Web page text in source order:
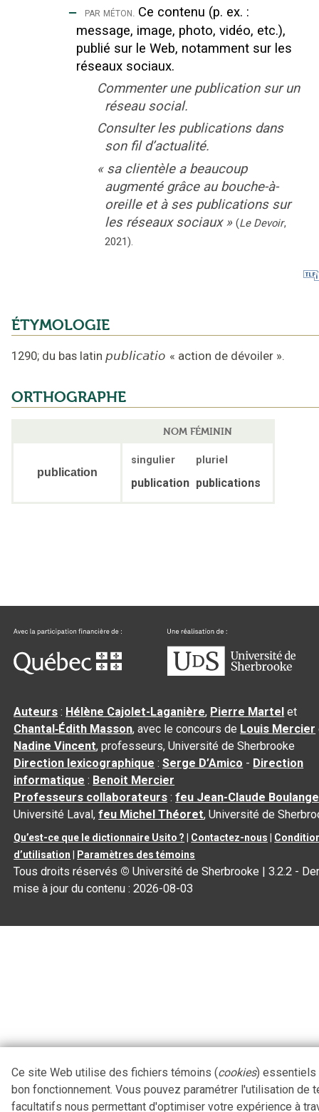
‒ par méton. Ce contenu (p. ex. :
message, image, photo, vidéo, etc.),
publié sur le Web, notamment sur les
réseaux sociaux.
Commenter une publication sur un
réseau social.
Consulter les publications dans
son fil d’actualité.
« sa clientèle a beaucoup
augmenté grâce au bouche-à-
oreille et à ses publications sur
les réseaux sociaux » (Le Devoir,
2021).
ÉTYMOLOGIE
1290; du bas latin publicatio « action de dévoiler ».
ORTHOGRAPHE
NOM FÉMININ
publication
singulier pluriel
publication publications
Auteurs : Hélène Cajolet-Laganière, Pierre Martel et
Chantal‑Édith Masson, avec le concours de Louis Mercier
Nadine Vincent, professeurs, Université de Sherbrooke
Direction lexicographique :Serge D’Amico - Direction
informatique : Benoit Mercier
Professeurs collaborateurs :feu Jean-Claude
Université Laval,feu Michel Théoret, Université de
Qu’est-ce que le dictionnaire Usito ? Contactez-nous
d’utilisation
Paramètres des témoins
Tous droits réservés © Université de Sherbrooke |3.2.2 -
mise à jour du contenu :2026-08-03
Ce site Web utilise des fichiers témoins (cookies) essentiels
bon fonctionnement. Vous pouvez paramétrer l'utilisation de
facultatifs nous permettant d'optimiser votre expérience à